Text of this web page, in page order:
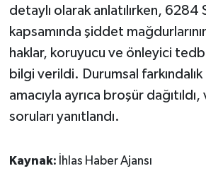
detaylı olarak anlatılırken, 6284
kapsamında şiddet
haklar, koruyucu ve önleyici
bilgi verildi. Durumsal
amacıyla ayrıca broşür
soruları yanıtlandı.
Kaynak: İhlas Haber Ajansı